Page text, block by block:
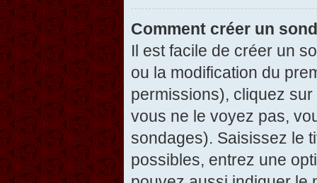
Comment créer un
Il est facile de créer un
ou la modification du
permissions), cliquez sur
vous ne le voyez pas,
sondages). Saisissez le
possibles, entrez une